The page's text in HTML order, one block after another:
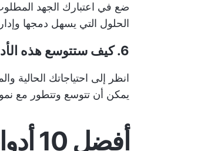
ضع في اعتبارك الجهد
الحلول التي يسهل دمجها
6. كيف ستتوسع هذه الأدوات مع أعمالك؟
انظر إلى احتياجاتك الحالية
يمكن أن تتوسع وتتطور مع